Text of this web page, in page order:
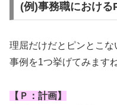
(例)事務職における
理屈だけだとピンとこ
事例を1つ挙げてみます
【Ｐ：計画】